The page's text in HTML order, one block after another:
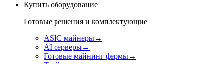
Купить оборудование
Готовые решения и комплектующие
ASIC майнеры→
AI серверы→
Готовые майнинг фермы→